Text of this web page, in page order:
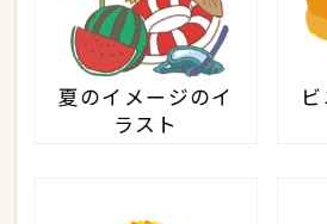
夏のイメージのイ
ラスト